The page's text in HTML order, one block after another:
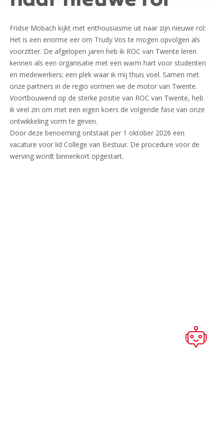
Fridse Mobach kijkt met enthousiasme uit naar zijn nieuwe rol:
Het is een enorme eer om Trudy Vos te mogen opvolgen als
voorzitter. De afgelopen jaren heb ik ROC van Twente leren
kennen als een organisatie met een warm hart voor studenten
en medewerkers; een plek waar ik mij thuis voel. Samen met
onze partners in de regio vormen we de motor van Twente.
Voortbouwend op de sterke positie van ROC van Twente, heb
ik veel zin om met een eigen koers de volgende fase van onze
ontwikkeling vorm te geven.
Door deze benoeming ontstaat per 1 oktober 2026 een
vacature voor lid College van Bestuur. De procedure voor de
werving wordt binnenkort opgestart.